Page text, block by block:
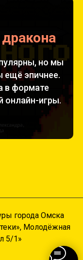
но мы
ещё эпичнее.
в формате
онлайн-игры.
города Омска
Молодёжная
5/1»